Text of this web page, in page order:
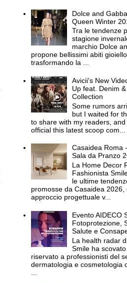
Dolce and
Queen Winter
Tra le tendenze
stagione
marchio Dolce
propone bellissimi abiti
trasformando la ...
Avicii's New
Up feat. Denim
Collection
Some rumors
but I waited for
to share with my readers, and
official this latest scoop com...
Casaidea Roma
Sala da Pranzo
La Home Decor
Fashionista
le ultime
promosse da Casaidea 2026,
approccio progettuale v...
Evento AIDECO
Fotoprotezione,
Salute e
La health radar
Smile ha
riservato a professionisti del
dermatologia e cosmetologia